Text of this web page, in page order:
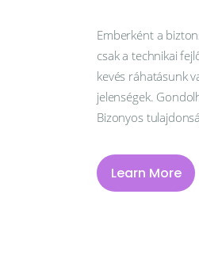
Emberként a
csak a technikai
kevés ráhatásunk
jelenségek.
Bizonyos
Learn More